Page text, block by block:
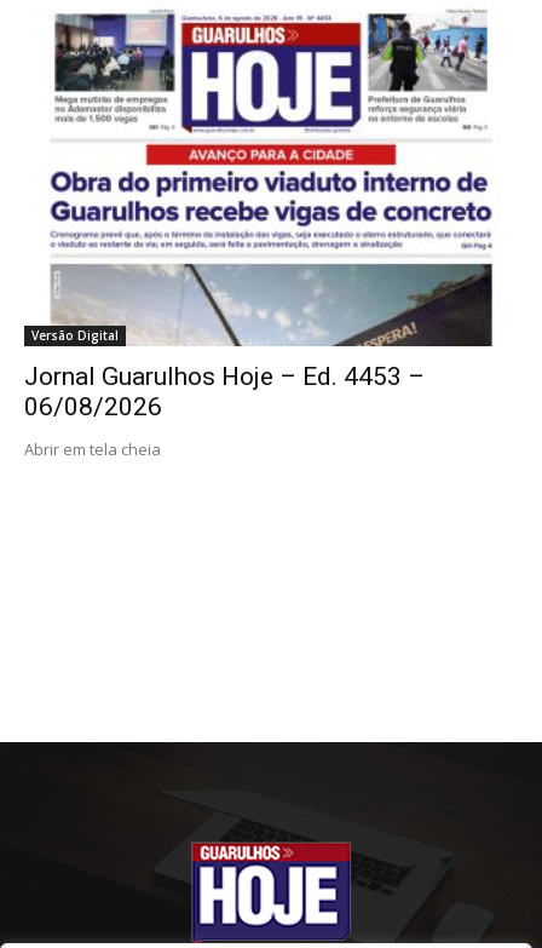
Versão Digital
Jornal Guarulhos Hoje – Ed. 4453 –
06/08/2026
Abrir em tela cheia